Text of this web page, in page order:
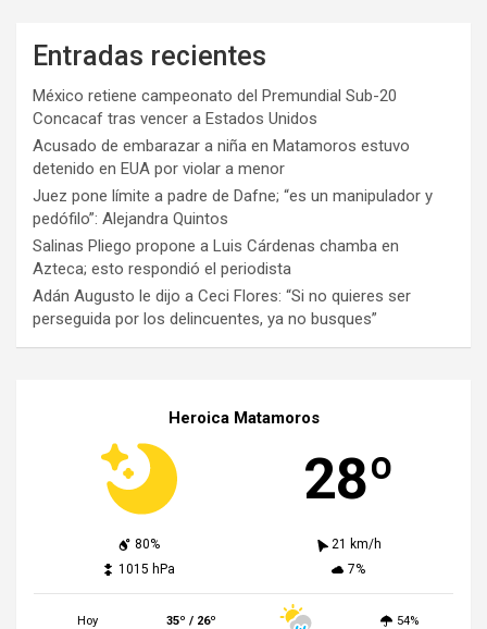
Entradas recientes
México retiene campeonato del Premundial Sub-20
Concacaf tras vencer a Estados Unidos
Acusado de embarazar a niña en Matamoros estuvo
detenido en EUA por violar a menor
Juez pone límite a padre de Dafne; “es un manipulador y
pedófilo”: Alejandra Quintos
Salinas Pliego propone a Luis Cárdenas chamba en
Azteca; esto respondió el periodista
Adán Augusto le dijo a Ceci Flores: “Si no quieres ser
perseguida por los delincuentes, ya no busques”
Heroica Matamoros
28º
80%
21 km/h
1015 hPa
7%
Hoy 35º / 26º 54%